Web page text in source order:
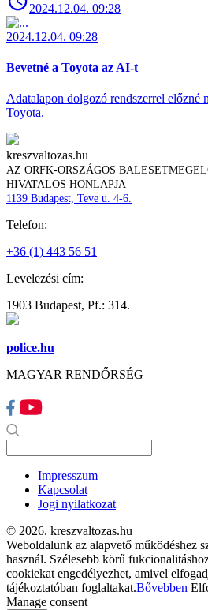
2024.12.04. 09:28
2024.12.04. 09:28
Bevetné a Toyota az AI-t
Adatalapon dolgozó rendszerrel előzné
Toyota.
kreszvaltozas.hu
AZ ORFK-ORSZÁGOS
HIVATALOS HONLAPJA
1139 Budapest, Teve u. 4-6.
Telefon:
+36 (1) 443 56 51
Levelezési cím:
1903 Budapest, Pf.: 314.
police.hu
MAGYAR RENDŐRSÉG
Impresszum
Kapcsolat
Jogi nyilatkozat
© 2026. kreszvaltozas.hu
Weboldalunk az alapvető működéshez
használ. Szélesebb körű
cookiekat engedélyezhet, amivel
tájékoztatóban foglaltakat.Bővebben
Manage consent